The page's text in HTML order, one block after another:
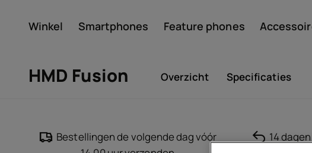
Winkel Smartphones Feature phones
HMD Fusion Overzicht Specificaties
Bestellingen de volgende dag vóór
14